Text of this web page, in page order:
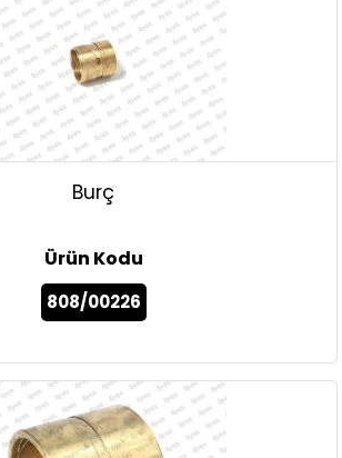
Burç
Ürün Kodu
808/00226